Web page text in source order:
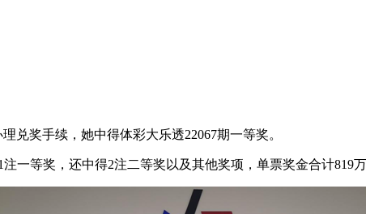
兑奖手续，她中得体彩大乐透22067期一等奖。
一等奖，还中得2注二等奖以及其他奖项，单票奖金合计819